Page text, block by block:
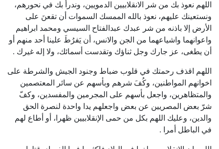
اللهم نعوذ بك من شر الانقلابيين الدمويين، وندرأ بك في نحورهم،
ونستعينك عليهم، نعوذ بالله الممسك السموات أن تقعنَ على
الأرض إلا باذنه من شر عبدك عبدالفتاح السيسي ومحمد ابراهيم
واعوانهما واشياعهما من الجن والانس، أن يَفرُطَ علينا أحد منهم أو
أن يطغى، عز جارك وجل ثناؤك وتقدست أسمائك، ولا إله غيرك .
اللهم اقذف رحمتك في قلوب ضباط وجنود الجيش والشرطة على
اخوانهم المواطنين، وكُفَ شرهم وبأسهم عن سائر المعتصمين
والمتظاهرين، واجعل بأسهم على المجرمين والمفسدين، وكفّ
شرّ بعض المصريين عن بعض واجعلهم يدا واحدة لنصرة الحق
والدين، وعليك اللهم بكل من حمى الإنقلابيين ظهرا، أو أطاع لهم
في الباطل أمرا .